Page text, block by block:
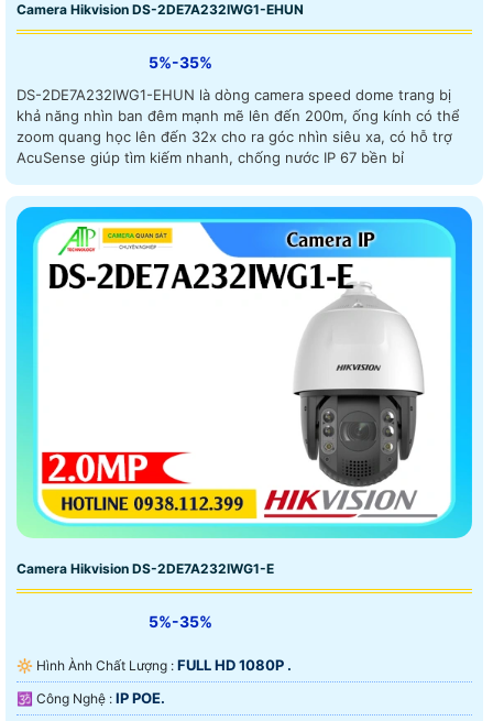
Camera Hikvision DS-2DE7A232IWG1-EHUN
5%-35%
DS-2DE7A232IWG1-EHUN là dòng camera speed dome trang bị
khả năng nhìn ban đêm mạnh mẽ lên đến 200m, ống kính có thể
zoom quang học lên đến 32x cho ra góc nhìn siêu xa, có hỗ trợ
AcuSense giúp tìm kiếm nhanh, chống nước IP 67 bền bỉ
Camera Hikvision DS-2DE7A232IWG1-E
5%-35%
🔆 Hình Ành Chất Lượng : FULL HD 1080P .
🕉️ Công Nghệ : IP POE.